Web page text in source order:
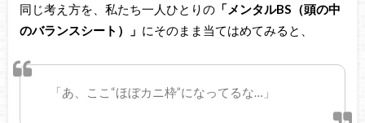
同じ考え方を、私たち一人ひとりの「メンタルBS（頭の中
のバランスシート）」 にそのまま当てはめてみると、
「あ、ここ“ほぼカニ枠”になってるな…」